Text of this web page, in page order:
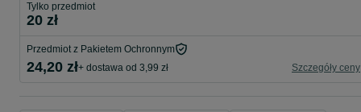
Tylko przedmiot
20 zł
Przedmiot z Pakietem Ochronnym
24,20 zł+ dostawa od 3,99 zł Szczegóły ceny